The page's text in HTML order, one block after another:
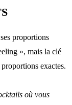
proportions
», mais la clé
exactes.
où vous